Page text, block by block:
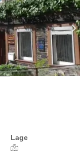
Lage